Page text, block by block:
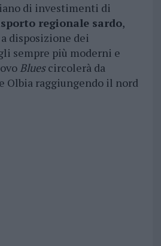
di investimenti di
regionale sardo,
disposizione dei
sempre più moderni e
Bluescircolerà da
Olbia raggiungendo il nord